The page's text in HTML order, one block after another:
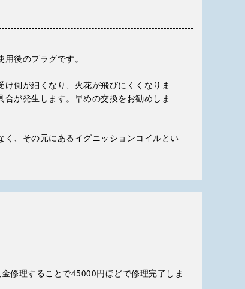
後のプラグです。
側が細くなり、火花が飛びにくくなりま
が発生します。早めの交換をお勧めしま
、その元にあるイグニッションコイルとい
修理することで45000円ほどで修理完了しま